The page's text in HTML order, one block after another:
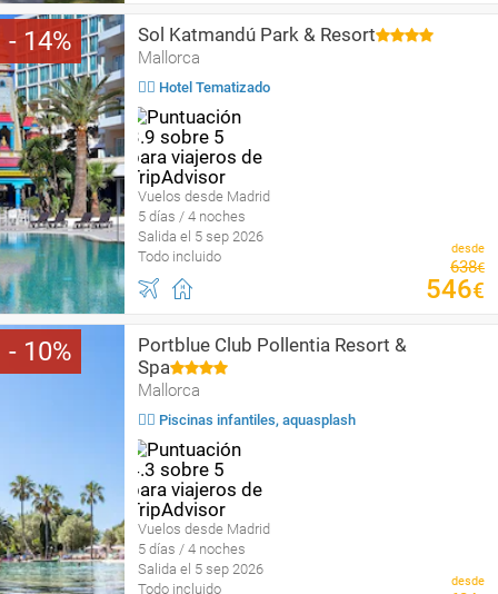
14 Sol Katmandú Park & Resort
Mallorca
🤹‍♀️ Hotel Tematizado
Vuelos desde Madrid
5 días / 4 noches
Salida el 5 sep 2026
Todo incluido
desde
638€
546€
10
Portblue Club Pollentia Resort &
Spa
Mallorca
🏄‍♀️ Piscinas infantiles, aquasplash
Vuelos desde Madrid
5 días / 4 noches
Salida el 5 sep 2026
Todo incluido
desde